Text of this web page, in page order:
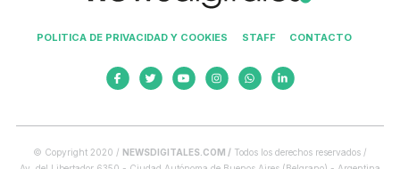
POLITICA DE PRIVACIDAD Y COOKIES STAFF CONTACTO
© Copyright 2020 / NEWSDIGITALES.COM / Todos los derechos reservados /